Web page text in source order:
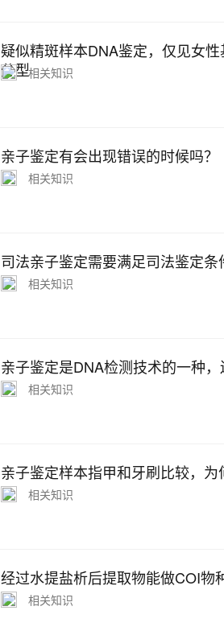
疑似精斑样本DNA鉴定，仅见女
分型相关知识
亲子鉴定有会出现错误的时候吗？
相关知识
司法亲子鉴定需要满足司法鉴定条
相关知识
亲子鉴定是DNA检测技术的一种
相关知识
亲子鉴定样本指甲和牙刷比较，为
相关知识
经过水提盐析后提取物能做COI物
相关知识